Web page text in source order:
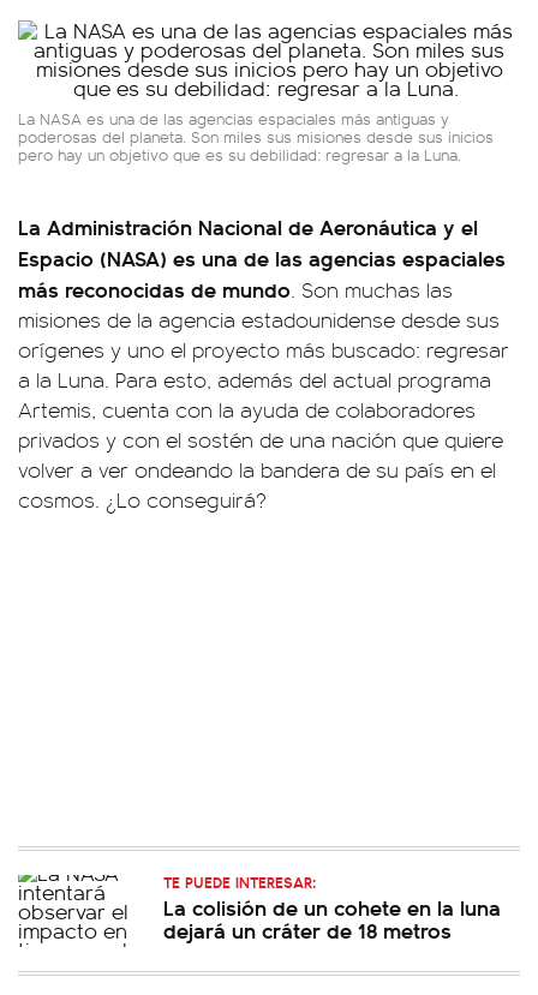
La NASA es una de las agencias espaciales más antiguas y
poderosas del planeta. Son miles sus misiones desde sus inicios
pero hay un objetivo que es su debilidad: regresar a la Luna.
La Administración Nacional de Aeronáutica y el
Espacio (NASA) es una de las agencias espaciales
más reconocidas de mundo. Son muchas las
misiones de la agencia estadounidense desde sus
orígenes y uno el proyecto más buscado: regresar
a la Luna. Para esto, además del actual programa
Artemis, cuenta con la ayuda de colaboradores
privados y con el sostén de una nación que quiere
volver a ver ondeando la bandera de su país en el
cosmos. ¿Lo conseguirá?
TE PUEDE INTERESAR:
La colisión de un cohete en la luna
dejará un cráter de 18 metros